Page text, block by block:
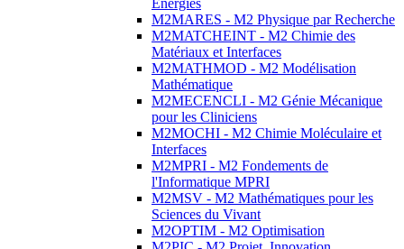
Energies
M2MARES - M2 Physique par Recherche
M2MATCHEINT - M2 Chimie des
Matériaux et Interfaces
M2MATHMOD - M2 Modélisation
Mathématique
M2MECENCLI - M2 Génie Mécanique
pour les Cliniciens
M2MOCHI - M2 Chimie Moléculaire et
Interfaces
M2MPRI - M2 Fondements de
l'Informatique MPRI
M2MSV - M2 Mathématiques pour les
Sciences du Vivant
M2OPTIM - M2 Optimisation